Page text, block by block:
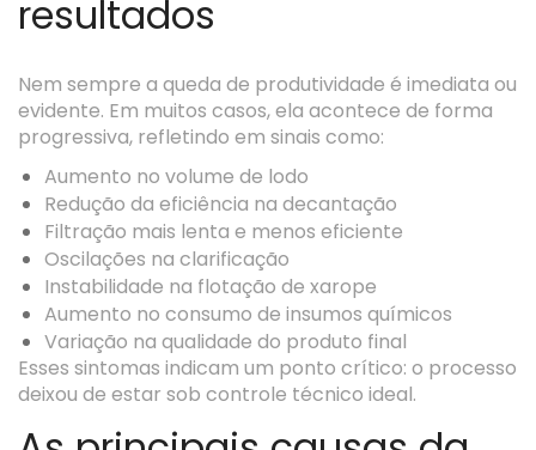
resultados
Nem sempre a queda de produtividade é imediata ou
evidente. Em muitos casos, ela acontece de forma
progressiva, refletindo em sinais como:
Aumento no volume de lodo
Redução da eficiência na decantação
Filtração mais lenta e menos eficiente
Oscilações na clarificação
Instabilidade na flotação de xarope
Aumento no consumo de insumos químicos
Variação na qualidade do produto final
Esses sintomas indicam um ponto crítico: o processo
deixou de estar sob controle técnico ideal.